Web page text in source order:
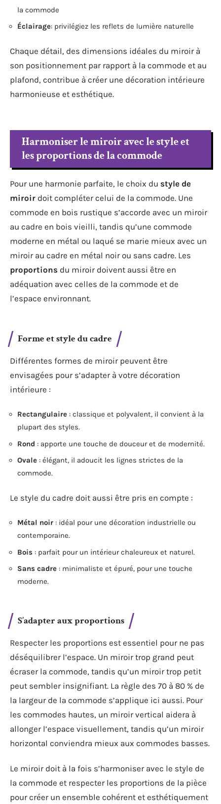
la commode
Éclairage: privilégiez les reflets de lumière naturelle
Chaque détail, des dimensions idéales du miroir à
son positionnement par rapport à la commode et au
plafond, contribue à créer une décoration intérieure
harmonieuse et esthétique.
Harmoniser le miroir avec le style et
les proportions de la commode
Pour une harmonie parfaite, le choix du style de
miroir doit compléter celui de la commode. Une
commode en bois rustique s’accorde avec un miroir
au cadre en bois vieilli, tandis qu’une commode
moderne en métal ou laqué se marie mieux avec un
miroir au cadre en métal noir ou sans cadre. Les
proportions du miroir doivent aussi être en
adéquation avec celles de la commode et de
l’espace environnant.
Forme et style du cadre
Différentes formes de miroir peuvent être
envisagées pour s’adapter à votre décoration
intérieure :
Rectangulaire : classique et polyvalent, il convient à la
plupart des styles.
Rond : apporte une touche de douceur et de modernité.
Ovale : élégant, il adoucit les lignes strictes de la
commode.
Le style du cadre doit aussi être pris en compte :
Métal noir : idéal pour une décoration industrielle ou
contemporaine.
Bois : parfait pour un intérieur chaleureux et naturel.
Sans cadre : minimaliste et épuré, pour une touche
moderne.
S’adapter aux proportions
Respecter les proportions est essentiel pour ne pas
déséquilibrer l’espace. Un miroir trop grand peut
écraser la commode, tandis qu’un miroir trop petit
peut sembler insignifiant. La règle des 70 à 80 % de
la largeur de la commode s’applique ici aussi. Pour
les commodes hautes, un miroir vertical aidera à
allonger l’espace visuellement, tandis qu’un miroir
horizontal conviendra mieux aux commodes basses.
Le miroir doit à la fois s’harmoniser avec le style de
la commode et respecter les proportions de la pièce
pour créer un ensemble cohérent et esthétiquement